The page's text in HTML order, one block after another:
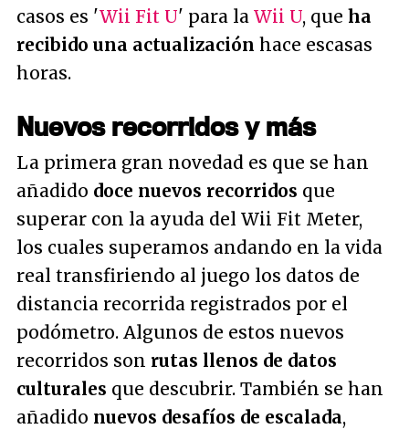
casos es 'Wii Fit U' para la Wii U, que ha
recibido una actualización hace escasas
horas.
Nuevos recorridos y más
La primera gran novedad es que se han
añadido doce nuevos recorridos que
superar con la ayuda del Wii Fit Meter,
los cuales superamos andando en la vida
real transfiriendo al juego los datos de
distancia recorrida registrados por el
podómetro. Algunos de estos nuevos
recorridos son rutas llenos de datos
culturales que descubrir. También se han
añadido nuevos desafíos de escalada,